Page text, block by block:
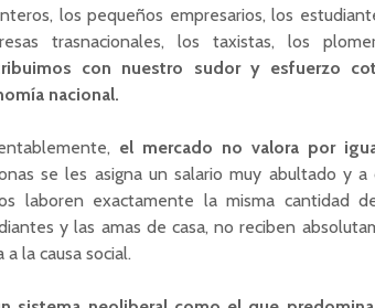
los pequeños empresarios, los
trasnacionales, los taxistas, los
con nuestro sudor y esfuerzo
nacional.
el mercado no valora por
se les asigna un salario muy abultado y
laboren exactamente la misma cantidad
y las amas de casa, no reciben
a la causa social.